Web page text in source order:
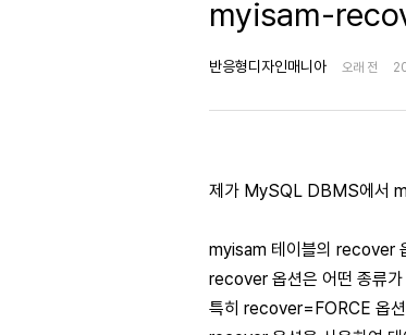
myisam-
반응형디자인매니아 오래 전
제가 MySQL DBMS에서
myisam 테이블의 recover
recover 옵션은 어떤 종류가
특히 recover=FORCE 옵